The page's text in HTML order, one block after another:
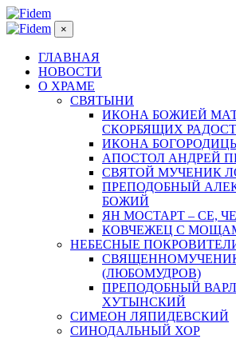
×
ГЛАВНАЯ
НОВОСТИ
О ХРАМЕ
СВЯТЫНИ
ИКОНА БОЖИЕЙ
СКОРБЯЩИХ
ИКОНА
АПОСТОЛ АНДРЕЙ
СВЯТОЙ МУЧЕНИК
ПРЕПОДОБНЫЙ
БОЖИЙ
ЯН МОСТАРТ – СЕ,
КОВЧЕЖЕЦ С
НЕБЕСНЫЕ
(ЛЮБОМУДРОВ)
ПРЕПОДОБНЫЙ
ХУТЫНСКИЙ
СИМЕОН ЛЯПИДЕВСКИЙ
СИНОДАЛЬНЫЙ ХОР